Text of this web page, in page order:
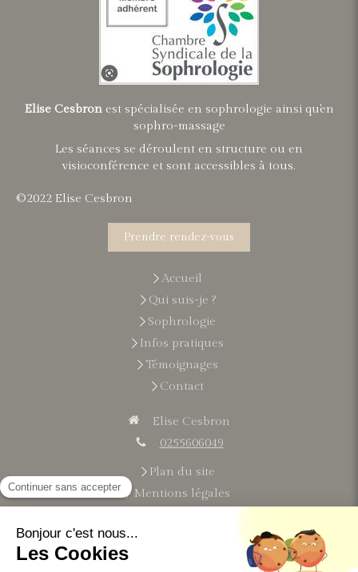
Elise Cesbronest spécialisée en sophrologie ainsi qu'en
sophro-massage
Les séances se déroulent en structure ou en
visioconférence et sont accessibles à tous.
©2022 Elise Cesbron
Prendre rendez-vous
Accueil
Qui suis-je ?
Sophrologie
Infos pratiques
Témoignages
Contact
Elise Cesbron
0255606049
Plan du site
Mentions légales
Du